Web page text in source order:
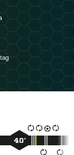
40’